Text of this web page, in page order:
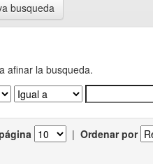
busqueda
afinar la busqueda.
| Ordenar por